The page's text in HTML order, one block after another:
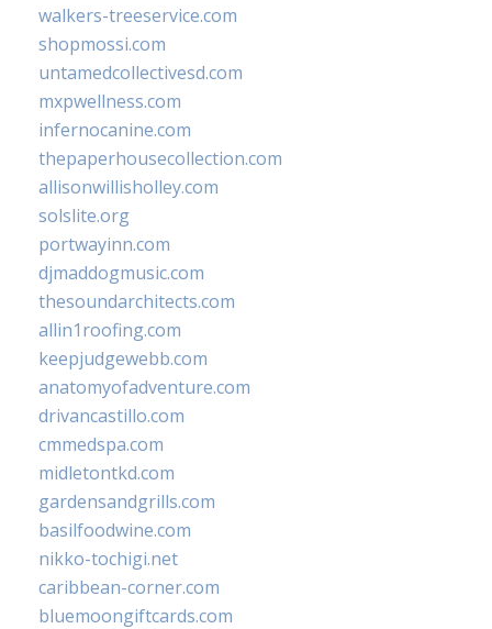
walkers-treeservice.com
shopmossi.com
untamedcollectivesd.com
mxpwellness.com
infernocanine.com
thepaperhousecollection.com
allisonwillisholley.com
solslite.org
portwayinn.com
djmaddogmusic.com
thesoundarchitects.com
allin1roofing.com
keepjudgewebb.com
anatomyofadventure.com
drivancastillo.com
cmmedspa.com
midletontkd.com
gardensandgrills.com
basilfoodwine.com
nikko-tochigi.net
caribbean-corner.com
bluemoongiftcards.com